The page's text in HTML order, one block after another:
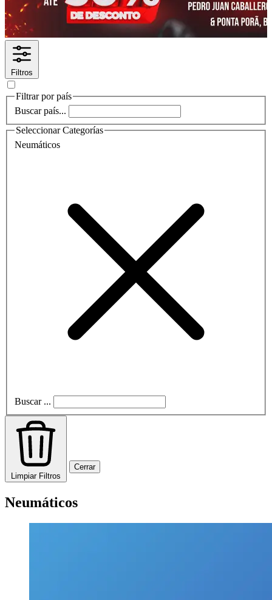
Filtros
Filtrar por país
Buscar país...
Seleccionar Categorías
Neumáticos
Buscar ...
Limpiar Filtros
Cerrar
Neumáticos